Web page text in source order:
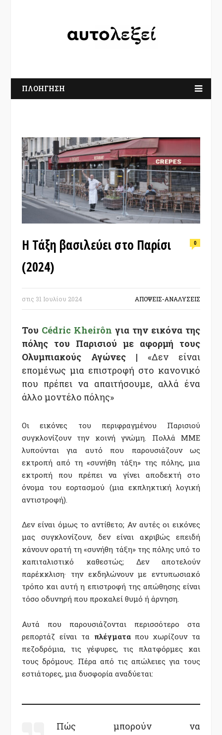
ΠΛΟΗΓΗΣΗ
Η Τάξη βασιλεύει στο Παρίσι
(2024)
0
στις 31 Ιουλίου 2024 ΑΠΟΨΕΙΣ-ΑΝΑΛΥΣΕΙΣ
Του Cédric Kheirôn για την εικόνα της
πόλης του Παρισιού με αφορμή τους
Ολυμπιακούς Αγώνες | «Δεν είναι
επομένως μια επιστροφή στο κανονικό
που πρέπει να απαιτήσουμε, αλλά ένα
άλλο μοντέλο πόλης»
Οι εικόνες του περιφραγμένου Παρισιού
συγκλονίζουν την κοινή γνώμη. Πολλά ΜΜΕ
λυπούνται για αυτό που παρουσιάζουν ως
εκτροπή από τη «συνήθη τάξη» της πόλης, μια
εκτροπή που πρέπει να γίνει αποδεκτή στο
όνομα του εορτασμού (μια εκπληκτική λογική
αντιστροφή).
Δεν είναι όμως το αντίθετο; Αν αυτές οι εικόνες
μας συγκλονίζουν, δεν είναι ακριβώς επειδή
κάνουν ορατή τη «συνήθη τάξη» της πόλης υπό το
καπιταλιστικό καθεστώς; Δεν αποτελούν
παρέκκλιση· την εκδηλώνουν με εντυπωσιακό
τρόπο και αυτή η επιστροφή της απώθησης είναι
τόσο οδυνηρή που προκαλεί θυμό ή άρνηση.
Αυτά που παρουσιάζονται περισσότερο στα
ρεπορτάζ είναι τα πλέγματαπου χωρίζουν τα
πεζοδρόμια, τις γέφυρες, τις πλατφόρμες και
τους δρόμους. Πέρα από τις απώλειες για τους
εστιάτορες, μια δυσφορία αναδύεται:
Πώς μπορούν να